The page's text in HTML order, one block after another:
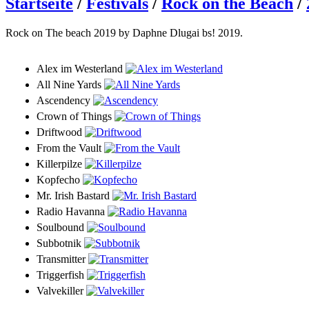
Rock on The beach 2019 by Daphne Dlugai bs! 2019.
Alex im Westerland
All Nine Yards
Ascendency
Crown of Things
Driftwood
From the Vault
Killerpilze
Kopfecho
Mr. Irish Bastard
Radio Havanna
Soulbound
Subbotnik
Transmitter
Triggerfish
Valvekiller